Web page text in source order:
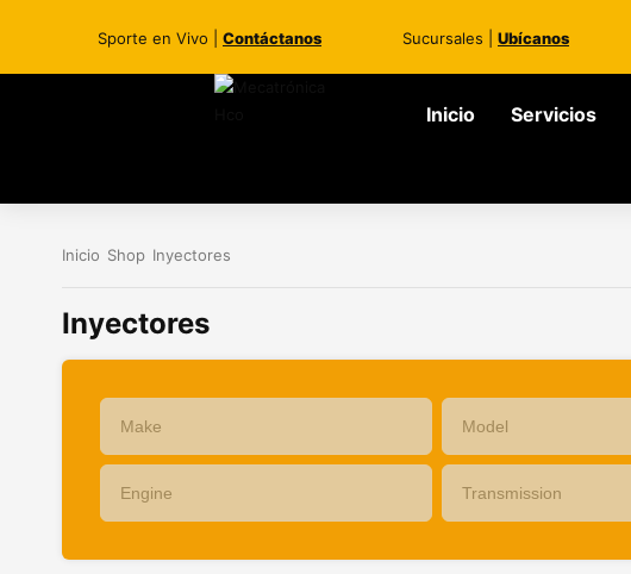
Sporte en Vivo | Contáctanos Sucursales | Ubícanos
Inicio Servicios
Inicio Shop Inyectores
Inyectores